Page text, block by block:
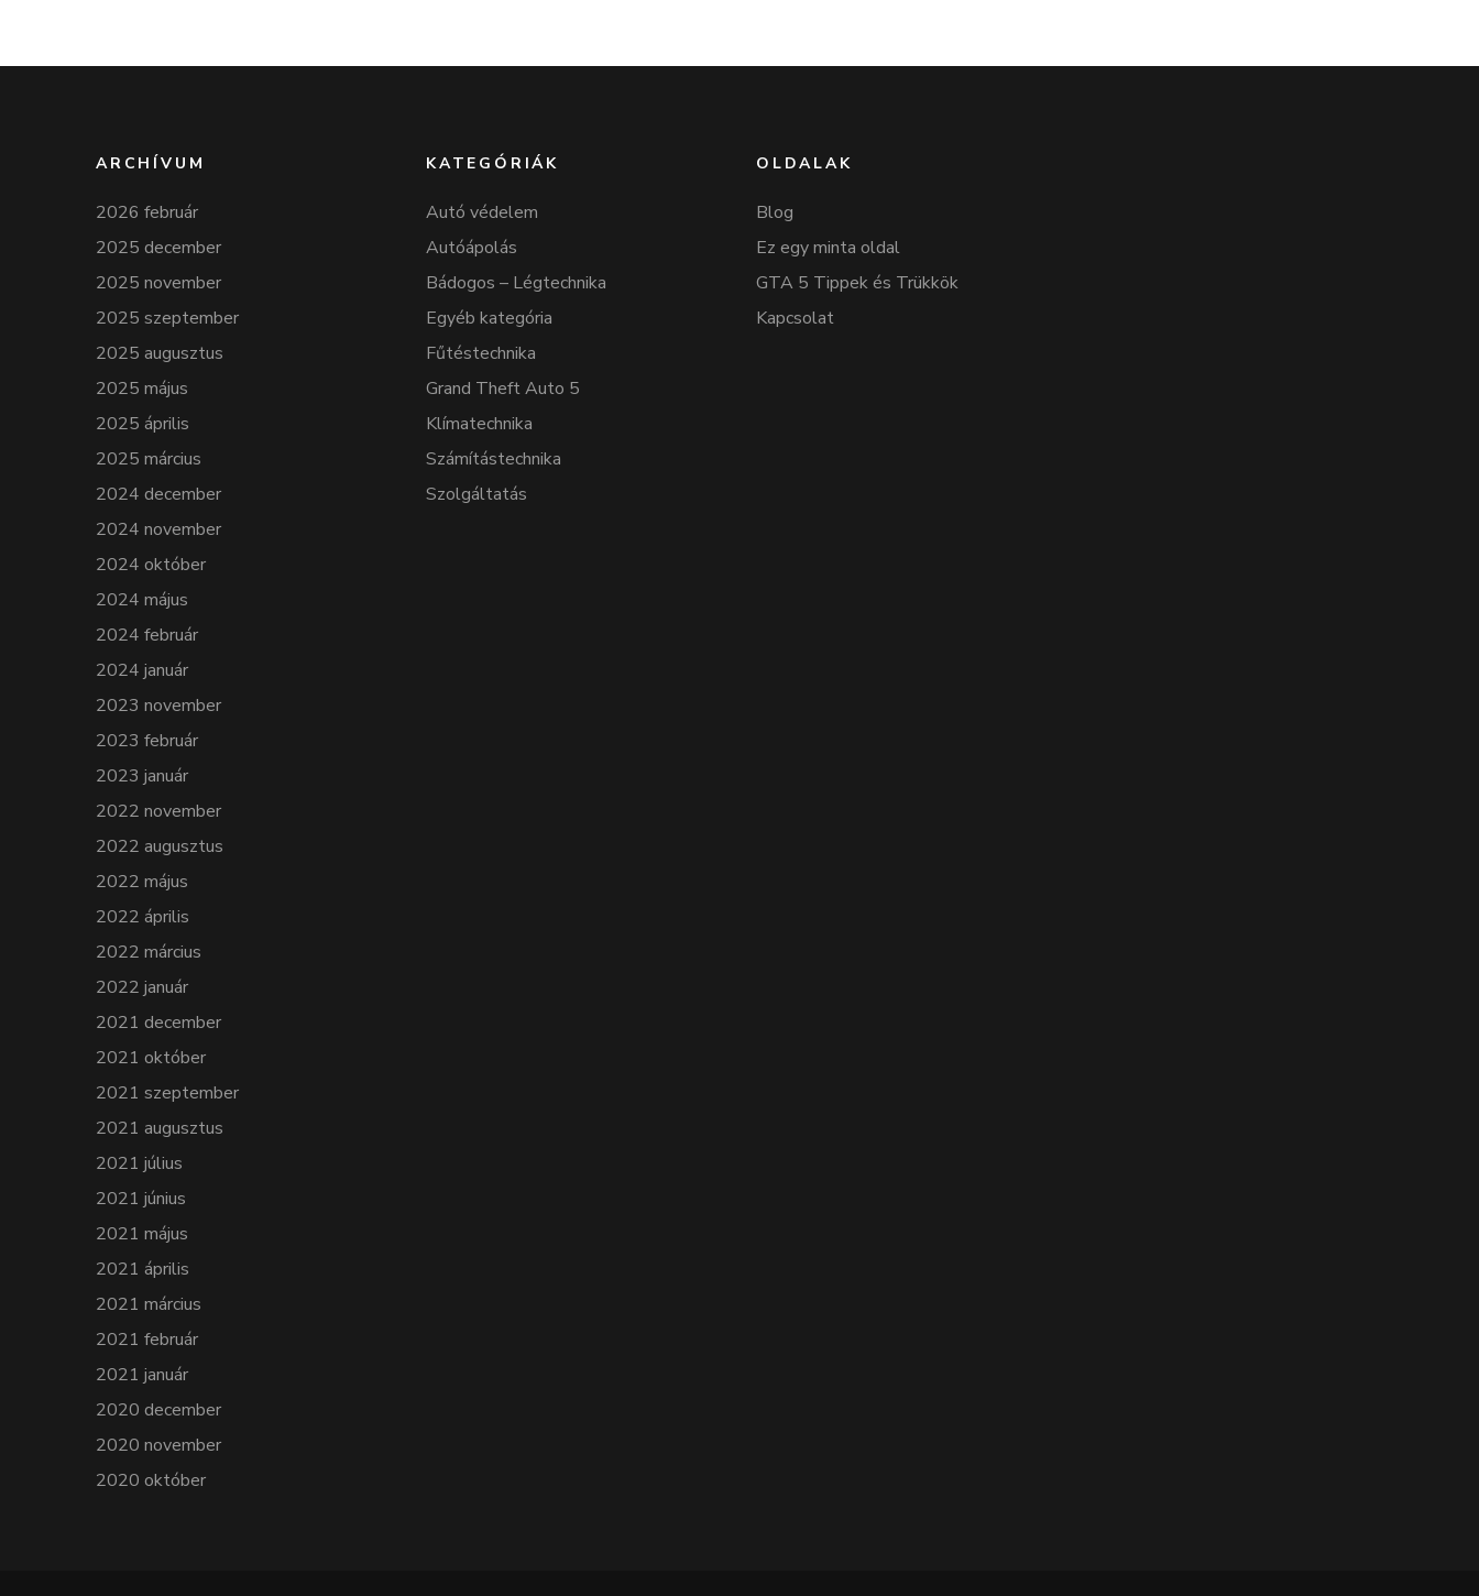
ARCHÍVUM
2026 február
2025 december
2025 november
2025 szeptember
2025 augusztus
2025 május
2025 április
2025 március
2024 december
2024 november
2024 október
2024 május
2024 február
2024 január
2023 november
2023 február
2023 január
2022 november
2022 augusztus
2022 május
2022 április
2022 március
2022 január
2021 december
2021 október
2021 szeptember
2021 augusztus
2021 július
2021 június
2021 május
2021 április
2021 március
2021 február
2021 január
2020 december
2020 november
2020 október
KATEGÓRIÁK
Autó védelem
Autóápolás
Bádogos – Légtechnika
Egyéb kategória
Fűtéstechnika
Grand Theft Auto 5
Klímatechnika
Számítástechnika
Szolgáltatás
OLDALAK
Blog
Ez egy minta oldal
GTA 5 Tippek és Trükkök
Kapcsolat